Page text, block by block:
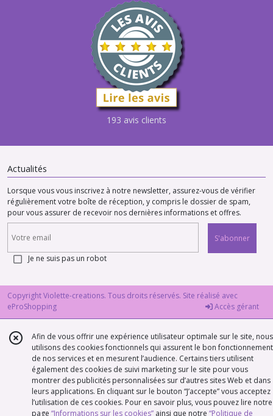
193 avis clients
Actualités
Lorsque vous vous inscrivez à notre newsletter, assurez-vous de vérifier
régulièrement votre boîte de réception, y compris le dossier de spam,
pour vous assurer de recevoir nos dernières informations et offres.
S'abonner
Je ne suis pas un robot
Copyright Violette-creations. Tous droits réservés. Site réalisé avec
eProShopping
Accès gérant
Afin de vous offrir une expérience utilisateur optimale sur le site, nous
utilisons des cookies fonctionnels qui assurent le bon fonctionnement
de nos services et en mesurent l’audience. Certains tiers utilisent
également des cookies de suivi marketing sur le site pour vous
montrer des publicités personnalisées sur d’autres sites Web et dans
leurs applications. En cliquant sur le bouton “J’accepte” vous acceptez
l’utilisation de ces cookies. Pour en savoir plus, vous pouvez lire notre
page “Informations sur les cookies” ainsi que notre “Politique de